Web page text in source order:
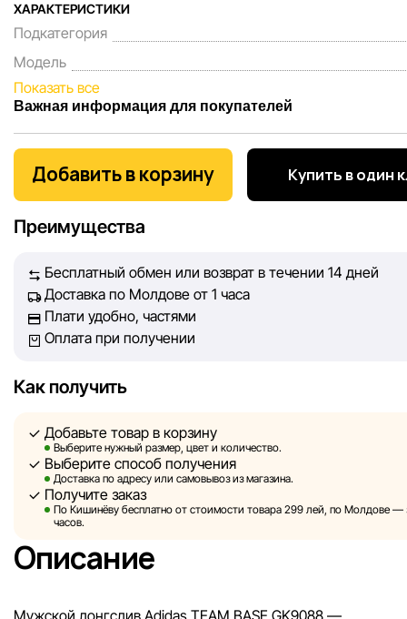
ХАРАКТЕРИСТИКИ
Подкатегория
Модель
Показать все
Важная информация для покупателей
Мы, команда сети магазинов Sportlandia, ценим доверие
покупателей. Каждый день мы работаем над тем, чтобы
информация о товарах и услугах, представленная на
обеспечить вас достоверной информацией, чтобы вы
Однако, несмотря на постоянный контроль, Sportlandia
гарантировать абсолютную точность всех данных,
сайте, ввиду возможных технических ошибок или сбоев.
сторонних ресурсах, ссылки на которые могут быть
Sportlandia оставляет за собой право в одностороннем
без предварительного уведомления вносить изменения в
характеристики и потребительские свойства товаров.
Изображения, представленные на сайте, являются
Общая информация о товарах предоставляется в
Добавить в корзину Купить в один
Преимущества
Бесплатный обмен или возврат в течении 14 дней
Доставка по Молдове от 1 часа
Плати удобно, частями
Оплата при получении
Как получить
Добавьте товар в корзину
Выберите нужный размер, цвет и количество.
Выберите способ получения
Доставка по адресу или самовывоз из магазина.
Получите заказ
По Кишинёву бесплатно от стоимости товара 299 лей, по Молдове —
часов.
Описание